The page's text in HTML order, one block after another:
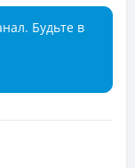
Будьте в